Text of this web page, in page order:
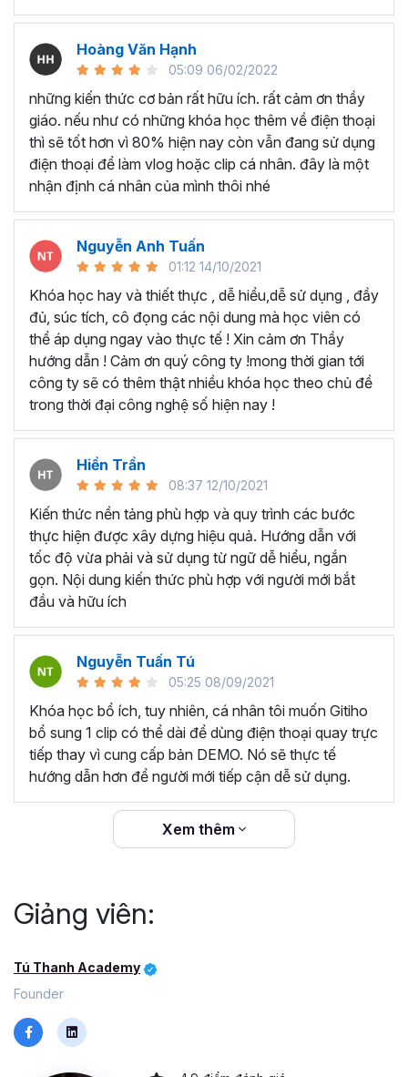
Học viên Quay Look Book cho thương hiệu Caffeine
Studio
Quay giới thiệu sản phẩm Twister
KHÓA HỌC NÀY PHÙ HỢP VỚI
CONTENT CREATOR:
ắt hẳn bạn sẽ muốn nâng cao thương hiệu cá nhân
trong mắt khán giả qua những video chỉn chu, sinh
động và bổ ích.
CHỦ SHOP ONLINE:
và mong muốn tạo ra những video quảng cáo hấp
dẫn cho sản phẩm của mình, tăng tỉ lệ chốt đơn.
Hoàng Văn Hạnh
05:09 06/02/2022
những kiến thức cơ bản rất hữu ích. rất cảm ơn thầy
giáo. nếu như có những khóa học thêm về điện thoại
thì sẽ tốt hơn vì 80% hiện nay còn vẫn đang sử dụng
điện thoại để làm vlog hoặc clip cá nhân. đây là một
nhận định cá nhân của mình thôi nhé
Nguyễn Anh Tuấn
01:12 14/10/2021
Khóa học hay và thiết thực , dễ hiểu,dễ sử dụng , đầy
đủ, súc tích, cô đọng các nội dung mà học viên có
thể áp dụng ngay vào thực tế ! Xin cảm ơn Thầy
hướng dẫn ! Cảm ơn quý công ty !mong thời gian tới
công ty sẽ có thêm thật nhiều khóa học theo chủ đề
trong thời đại công nghệ số hiện nay !
Hiền Trần
08:37 12/10/2021
Kiến thức nền tảng phù hợp và quy trình các bước
thực hiện được xây dựng hiệu quả. Hướng dẫn với
tốc độ vừa phải và sử dụng từ ngữ dễ hiểu, ngắn
gọn. Nội dung kiến thức phù hợp với người mới bắt
đầu và hữu ích
Nguyễn Tuấn Tú
05:25 08/09/2021
Khóa học bổ ích, tuy nhiên, cá nhân tôi muốn Gitiho
bổ sung 1 clip có thể dài để dùng điện thoại quay trực
tiếp thay vì cung cấp bản DEMO. Nó sẽ thực tế
hướng dẫn hơn để người mới tiếp cận dễ sử dụng.
Xem thêm
Giảng viên:
Tú Thanh Academy
Founder